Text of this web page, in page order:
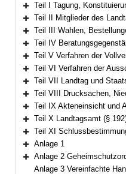
Bereich erweitern
Teil I Tagung,
Bereich erweitern
Teil II Mitglieder des
Bereich erweitern
Teil III Wahlen,
Bereich erweitern
Teil IV
Bereich erweitern
Teil V Verfahren der
Bereich erweitern
Teil VI Verfahren der
Bereich erweitern
Teil VII Landtag und
Bereich erweitern
Teil VIII Drucksachen, Niederschrift der
Bereich erweitern
Teil IX Akteneinsicht und
Bereich erweitern
Teil X Landtagsamt (§
Bereich erweitern
Teil XI
Bereich erweitern
Anlage 1
Bereich erweitern
Anlage 2
Anlage 3 Vereinfachte